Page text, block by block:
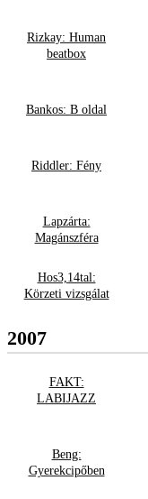
Rizkay: Human
beatbox
Bankos: B oldal
Riddler: Fény
Lapzárta:
Magánszféra
Hos3,14tal:
Körzeti vizsgálat
2007
FAKT:
LABIJAZZ
Beng:
Gyerekcipőben